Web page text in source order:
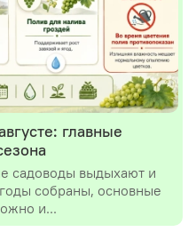
главные
садоводы выдыхают и
собраны, основные
и...